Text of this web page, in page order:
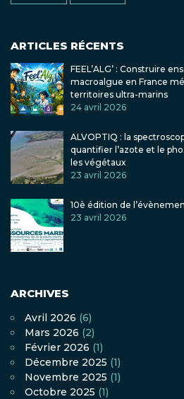
ARTICLES RÉCENTS
FEEL’ALG’ : Construire
macroalgue en France
territoires ultra-marins
24 avril 2026
ALVOPTIQ : la
quantifier l’azote et le
les végétaux
23 avril 2026
10è édition de
23 avril 2026
ARCHIVES
Avril 2026 (6)
Mars 2026 (2)
Février 2026 (1)
Décembre 2025 (1)
Novembre 2025 (1)
Octobre 2025 (1)